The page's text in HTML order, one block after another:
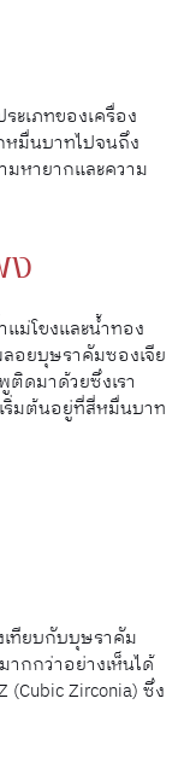
ะเภทของเครื่อง
หมื่นบาทไปจนถึง
หายากและความ
ม่โขงและน้ำทอง
อยบุษราคัมซองเจีย
ดมาด้วยซึ่งเรา
ริ่มต้นอยู่ที่สี่หมื่นบาท
ทียบกับบุษราคัม
กกว่าอย่างเห็นได้
Zirconia) ซึ่ง